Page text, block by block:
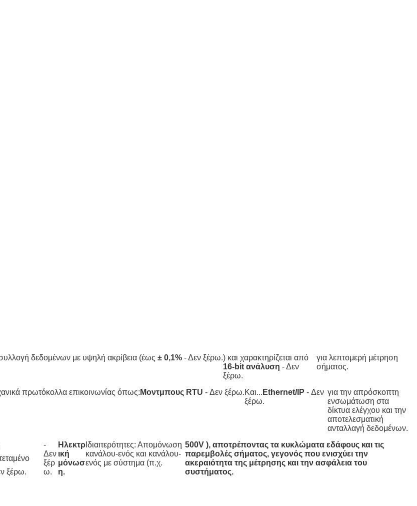
δεδομένων με υψηλή ακρίβεια (έως ± 0,1% - Δεν ξέρω.) και χαρακτηρίζεται από
16-bit ανάλυση - Δεν
ξέρω.
για λεπτομερή μέτρηση
σήματος.
πρωτόκολλα επικοινωνίας όπως: Μοντμπους RTU - Δεν ξέρω.Και... Ethernet/IP - Δεν
ξέρω.
για την απρόσκοπτη
ενσωμάτωση στα
δίκτυα ελέγχου και την
αποτελεσματική
ανταλλαγή δεδομένων.
ξέρω.
)
κ
α
ι
,
κ
α
θ
-
Δεν
ξέρ
ω.
Ηλεκτρ
ική
μόνωσ
η.
Ιδιαιτερότητες: Απομόνωση
κανάλου-ενός και κανάλου-
ενός με σύστημα (π.χ.
500V ), αποτρέποντας τα κυκλώματα εδάφους και τις
παρεμβολές σήματος, γεγονός που ενισχύει την
ακεραιότητα της μέτρησης και την ασφάλεια του
συστήματος.